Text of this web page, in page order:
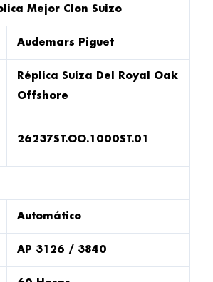
Mejor Clon Suizo
Audemars Piguet
Réplica Suiza Del Royal Oak
Offshore
26237ST.OO.1000ST.01
Automático
AP 3126 / 3840